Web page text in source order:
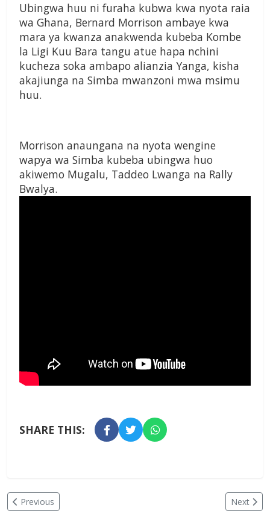
Ubingwa huu ni furaha kubwa kwa nyota raia
wa Ghana, Bernard Morrison ambaye kwa
mara ya kwanza anakwenda kubeba Kombe
la Ligi Kuu Bara tangu atue hapa nchini
kucheza soka ambapo alianzia Yanga, kisha
akajiunga na Simba mwanzoni mwa msimu
huu.
Morrison anaungana na nyota wengine
wapya wa Simba kubeba ubingwa huo
akiwemo Mugalu, Taddeo Lwanga na Rally
Bwalya.
SHARE THIS:
Previous Next